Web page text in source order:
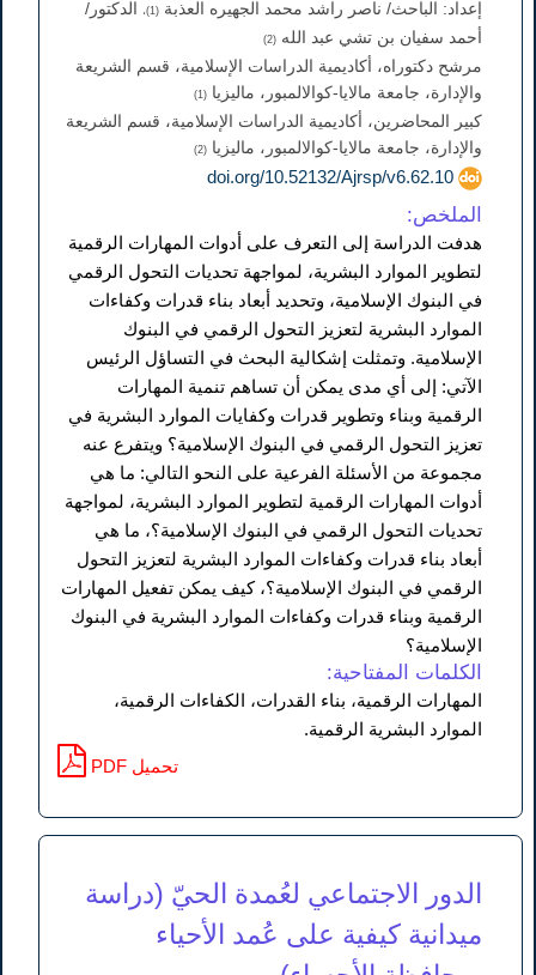
إعداد: الباحث/ ناصر راشد محمد الجهيره العذبة (1)،
الدكتور/
أحمد سفيان بن تشي عبد الله (2)
مرشح دكتوراه، أكاديمية الدراسات الإسلامية، قسم الشريعة
والإدارة، جامعة مالايا-كوالالمبور، ماليزيا (1)
كبير المحاضرين، أكاديمية الدراسات الإسلامية، قسم الشريعة
والإدارة، جامعة مالايا-كوالالمبور، ماليزيا (2)
doi.org/10.52132/Ajrsp/v6.62.10
الملخص:
هدفت الدراسة إلى التعرف على أدوات المهارات الرقمية
لتطوير الموارد البشرية، لمواجهة تحديات التحول الرقمي
في البنوك الإسلامية، وتحديد أبعاد بناء قدرات وكفاءات
الموارد البشرية لتعزيز التحول الرقمي في البنوك
الإسلامية. وتمثلت إشكالية البحث في التساؤل الرئيس
الآتي: إلى أي مدى يمكن أن تساهم تنمية المهارات
الرقمية وبناء وتطوير قدرات وكفايات الموارد البشرية في
تعزيز التحول الرقمي في البنوك الإسلامية؟ ويتفرع عنه
مجموعة من الأسئلة الفرعية على النحو التالي: ما هي
أدوات المهارات الرقمية لتطوير الموارد البشرية، لمواجهة
تحديات التحول الرقمي في البنوك الإسلامية؟، ما هي
أبعاد بناء قدرات وكفاءات الموارد البشرية لتعزيز التحول
الرقمي في البنوك الإسلامية؟، كيف يمكن تفعيل المهارات
الرقمية وبناء قدرات وكفاءات الموارد البشرية في البنوك
الإسلامية؟
الكلمات المفتاحية:
المهارات الرقمية، بناء القدرات، الكفاءات الرقمية،
الموارد البشرية الرقمية.
PDF تحميل
الدور الاجتماعي لعُمدة الحيّ (دراسة
ميدانية كيفية على عُمد الأحياء